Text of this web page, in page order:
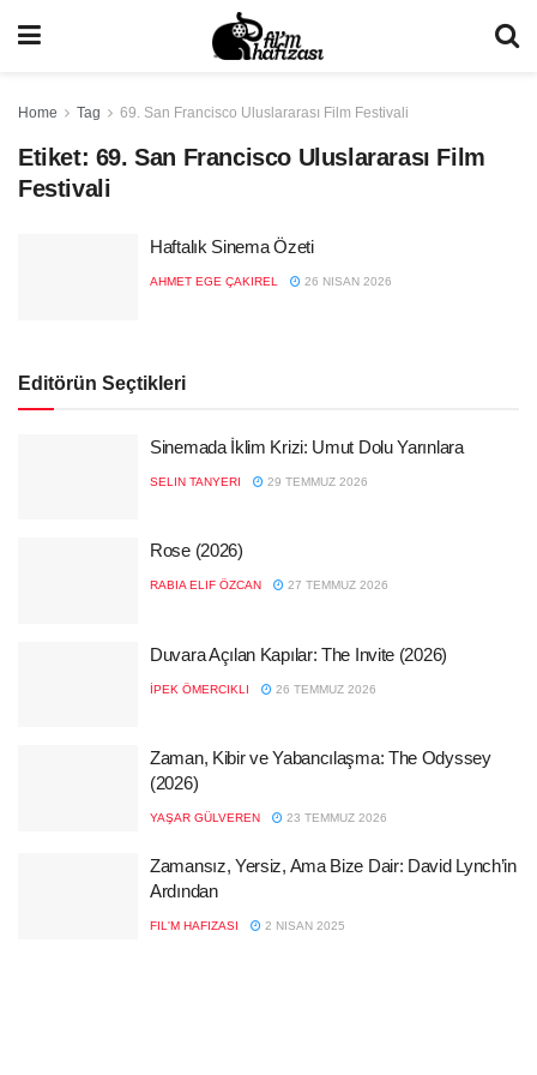
Home Tag 69. San Francisco Uluslararası Film Festivali
Etiket: 69. San Francisco Uluslararası Film
Festivali
Haftalık Sinema Özeti
AHMET EGE ÇAKIREL 26 NISAN 2026
Editörün Seçtikleri
Sinemada İklim Krizi: Umut Dolu Yarınlara
SELIN TANYERI 29 TEMMUZ 2026
Rose (2026)
RABIA ELIF ÖZCAN 27 TEMMUZ 2026
Duvara Açılan Kapılar: The Invite (2026)
İPEK ÖMERCIKLI 26 TEMMUZ 2026
Zaman, Kibir ve Yabancılaşma: The Odyssey
(2026)
YAŞAR GÜLVEREN 23 TEMMUZ 2026
Zamansız, Yersiz, Ama Bize Dair: David Lynch’in
Ardından
FIL'M HAFIZASI 2 NISAN 2025